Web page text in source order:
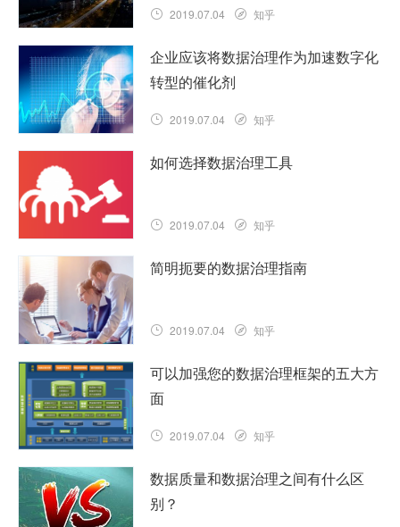
注意的主要议题之一是“……
2019.07.04 知乎
预计数据治理市场在预测期间（2019年至
2024年）的复合年增长率将超过
21.44％，预计到2024年将达到43.5亿美
元的价值。 ……查看详情
企业应该将数据治理作为加速数字化
转型的催化剂
2019.07.04 知乎
购，呼叫中心交互，网站访问，移动应用
设备）产生的大量客户数据，应该……
如何选择数据治理工具
2019.07.04 知乎
行业法规下运营，利用分析软件和/或定期
己正在寻找数据治理工具来帮……
简明扼要的数据治理指南
2019.07.04 知乎
数据收集是企业执行的最重要的功能之
一。通过获取有关您的客户，员工，财务
有助于指导主要业务决策的信息。……
可以加强您的数据治理框架的五大方
面
2019.07.04 知乎
信息就是力量，您的组织每天都依靠它来
做出明智的商业决策。不幸的是，组织产
生的数据并没有按照应有的方式进行管
数据质量和数据治理之间有什么区
别？